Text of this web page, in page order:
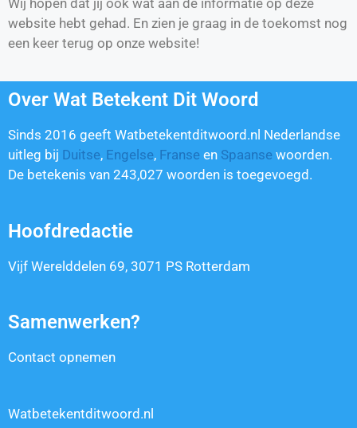
website hebt gehad. En zien je graag in de toekomst nog
een keer terug op onze website!
Over Wat Betekent Dit Woord
Sinds 2016 geeft Watbetekentditwoord.nl Nederlandse
uitleg bij Duitse, Engelse, Franse en Spaanse woorden.
De betekenis van 243,027 woorden is toegevoegd.
Hoofdredactie
Vijf Werelddelen 69, 3071 PS Rotterdam
Samenwerken?
Contact opnemen
Watbetekentditwoord.nl